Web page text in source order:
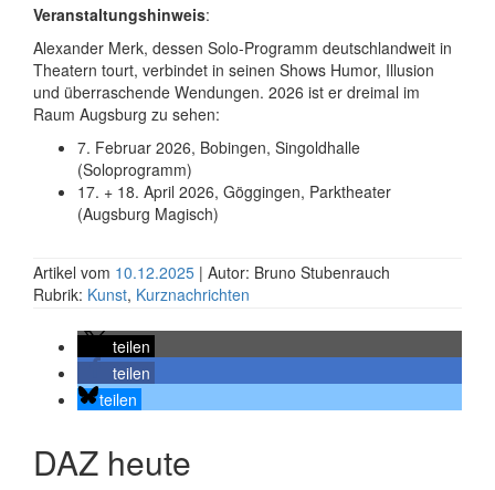
Veranstaltungshinweis:
Alexander Merk, dessen Solo-Programm deutschland­weit in
Theatern tourt, verbindet in seinen Shows Humor, Illusion
und über­raschende Wendungen. 2026 ist er dreimal im
Raum Augsburg zu sehen:
7. Februar 2026, Bobingen, Singoldhalle
(Soloprogramm)
17. + 18. April 2026, Göggingen, Parktheater
(Augsburg Magisch)
Artikel vom 10.12.2025 | Autor: Bruno Stubenrauch
Rubrik: Kunst, Kurznachrichten
teilen
teilen
teilen
DAZ heute